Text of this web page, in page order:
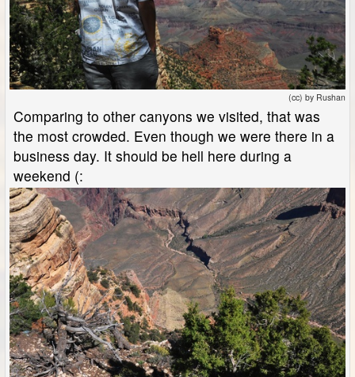
(cc) by Rushan
Comparing to other canyons we visited, that was
the most crowded. Even though we were there in a
business day. It should be hell here during a
weekend (: